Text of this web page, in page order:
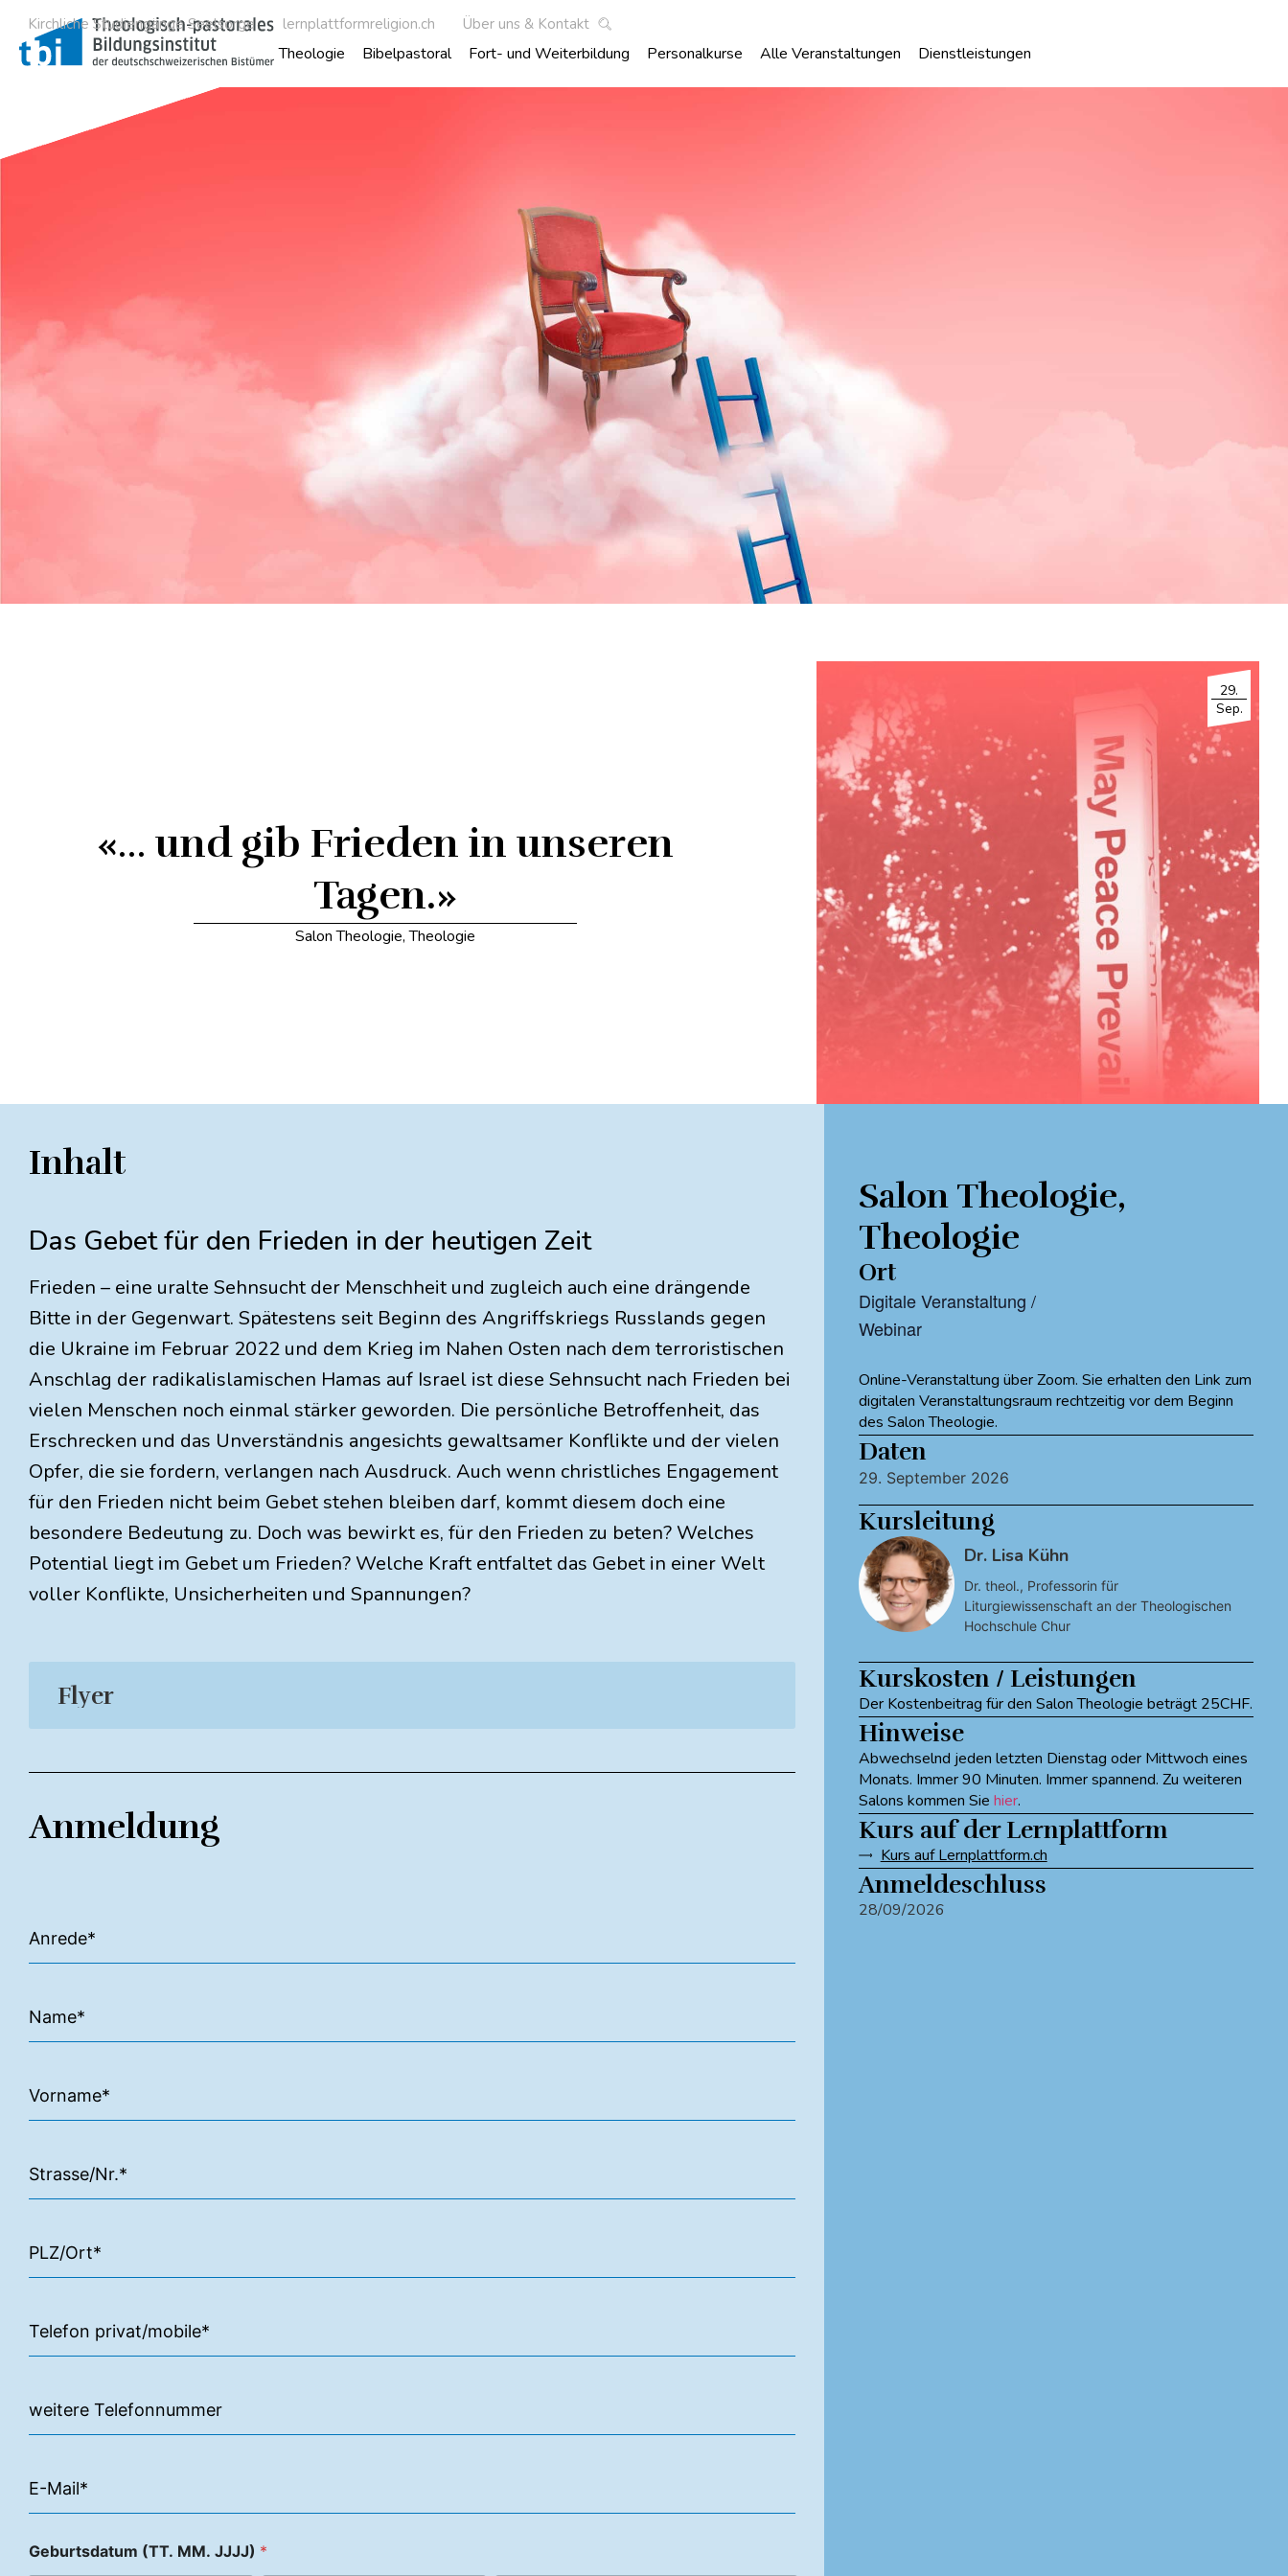
Kirchliche Studiengänge Seelsorge lernplattformreligion.ch Über uns & Kontakt
Theologie Bibelpastoral Fort- und Weiterbildung Personalkurse Alle Veranstaltungen Dienstleistungen
«… und gib Frieden in unseren
Tagen.»
Salon Theologie,Theologie
29.
Sep.
Inhalt
Das Gebet für den Frieden in der heutigen Zeit
Frieden – eine uralte Sehnsucht der Menschheit und zugleich auch eine drängende
Bitte in der Gegenwart. Spätestens seit Beginn des Angriffskriegs Russlands gegen
die Ukraine im Februar 2022 und dem Krieg im Nahen Osten nach dem terroristischen
Anschlag der radikalislamischen Hamas auf Israel ist diese Sehnsucht nach Frieden bei
vielen Menschen noch einmal stärker geworden. Die persönliche Betroffenheit, das
Erschrecken und das Unverständnis angesichts gewaltsamer Konflikte und der vielen
Opfer, die sie fordern, verlangen nach Ausdruck. Auch wenn christliches Engagement
für den Frieden nicht beim Gebet stehen bleiben darf, kommt diesem doch eine
besondere Bedeutung zu. Doch was bewirkt es, für den Frieden zu beten? Welches
Potential liegt im Gebet um Frieden? Welche Kraft entfaltet das Gebet in einer Welt
voller Konflikte, Unsicherheiten und Spannungen?
Flyer
Anmeldung
Geburtsdatum (TT. MM. JJJJ) *
Salon Theologie,
Theologie
Ort
Digitale Veranstaltung /
Webinar
Online-Veranstaltung über Zoom. Sie erhalten den Link zum
digitalen Veranstaltungsraum rechtzeitig vor dem Beginn
des Salon Theologie.
Daten
29. September 2026
Kursleitung
Dr. Lisa Kühn
Dr. theol., Professorin für
Liturgiewissenschaft an der Theologischen
Hochschule Chur
Kurskosten / Leistungen
Der Kostenbeitrag für den Salon Theologie beträgt 25CHF.
Hinweise
Abwechselnd jeden letzten Dienstag oder Mittwoch eines
Monats. Immer 90 Minuten. Immer spannend. Zu weiteren
Salons kommen Siehier.
Kurs auf der Lernplattform
Kurs auf Lernplattform.ch
Anmeldeschluss
28/09/2026